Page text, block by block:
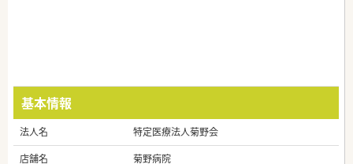
基本情報
法人名
特定医療法人菊野会
店舗名
菊野病院